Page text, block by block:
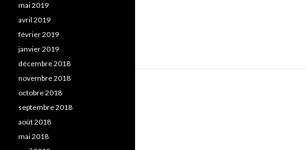
mai 2019
avril 2019
février 2019
janvier 2019
décembre 2018
novembre 2018
octobre 2018
septembre 2018
août 2018
mai 2018